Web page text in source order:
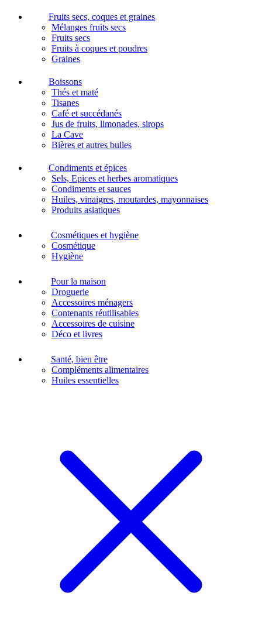
Fruits secs, coques et graines
Mélanges fruits secs
Fruits secs
Fruits à coques et poudres
Graines
Boissons
Thés et maté
Tisanes
Café et succédanés
Jus de fruits, limonades, sirops
La Cave
Bières et autres bulles
Condiments et épices
Sels, Epices et herbes aromatiques
Condiments et sauces
Huiles, vinaigres, moutardes, mayonnaises
Produits asiatiques
Cosmétiques et hygiène
Cosmétique
Hygiène
Pour la maison
Droguerie
Accessoires ménagers
Contenants réutilisables
Accessoires de cuisine
Déco et livres
Santé, bien être
Compléments alimentaires
Huiles essentielles